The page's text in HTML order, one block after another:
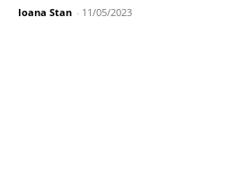
Ioana Stan - 11/05/2023